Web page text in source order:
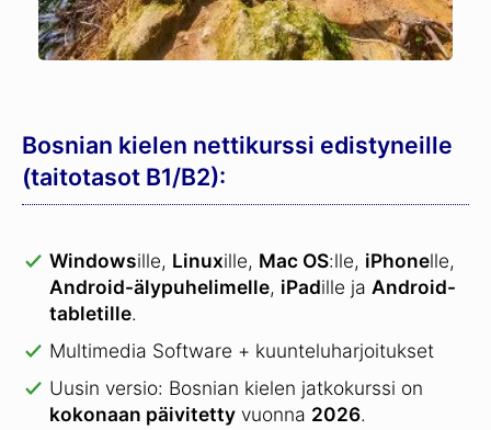
Bosnian kielen nettikurssi edistyneille
(taitotasot B1/B2):
Windowsille, Linuxille, Mac OS:lle, iPhonelle,
Android-älypuhelimelle, iPadille ja Android-
tabletille.
Multimedia Software + kuunteluharjoitukset
Uusin versio: Bosnian kielen jatkokurssi on
kokonaan päivitetty vuonna 2026.